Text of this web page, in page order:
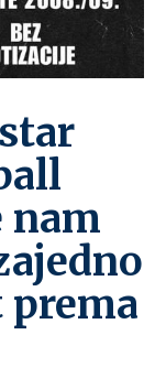
nam